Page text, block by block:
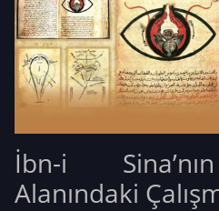
İbn-i
Alanındaki